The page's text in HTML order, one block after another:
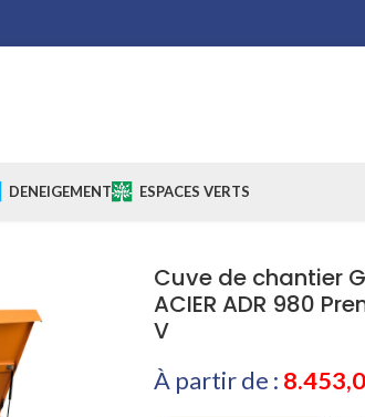
DENEIGEMENT ESPACES VERTS
Cuve de chantier
ACIER ADR 980
V
À partir de :